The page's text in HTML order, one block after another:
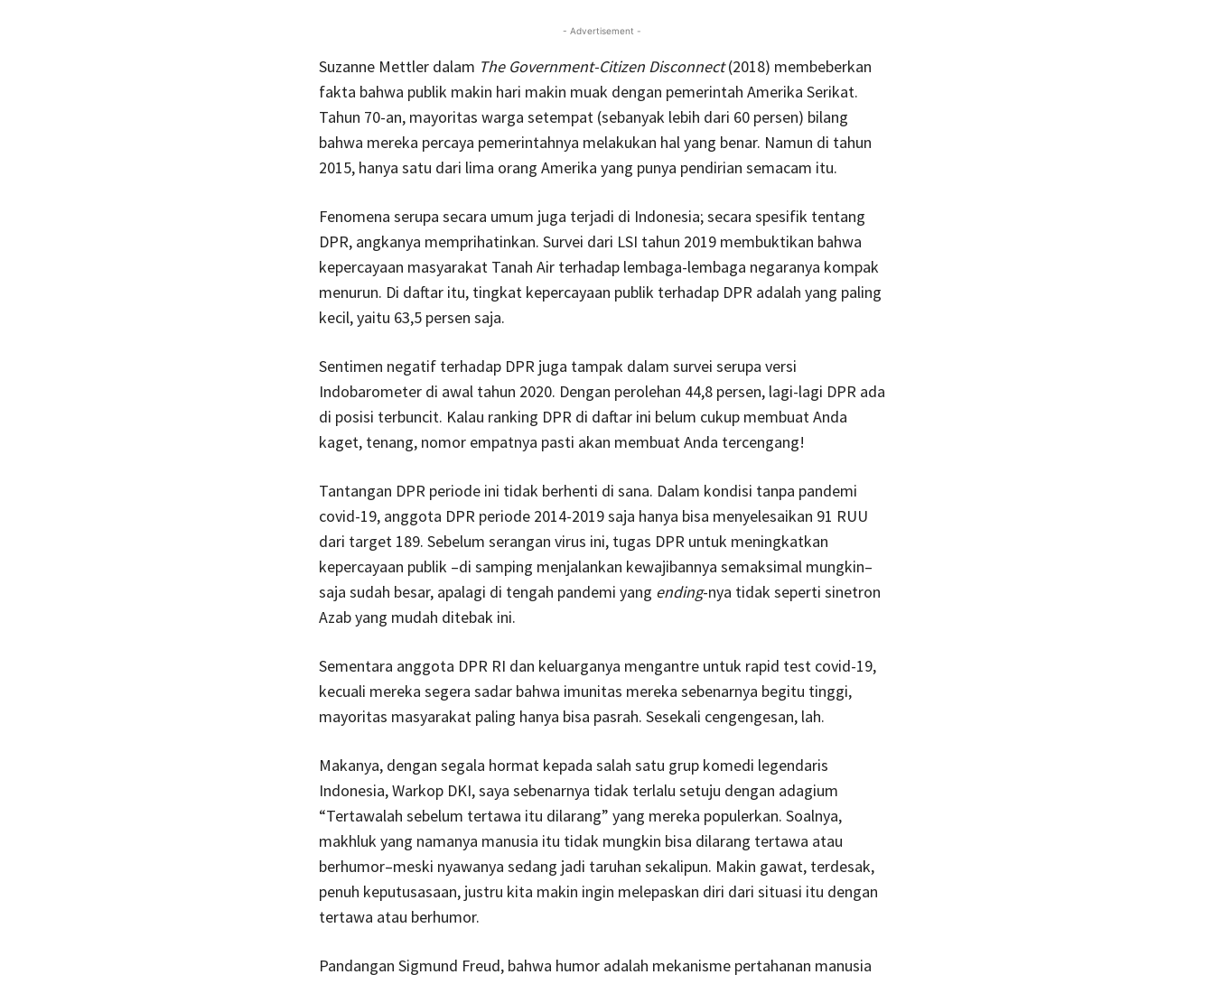
- Advertisement -
Suzanne Mettler dalam The Government-Citizen Disconnect(2018) membeberkan
fakta bahwa publik makin hari makin muak dengan pemerintah Amerika Serikat.
Tahun 70-an, mayoritas warga setempat (sebanyak lebih dari 60 persen) bilang
bahwa mereka percaya pemerintahnya melakukan hal yang benar. Namun di tahun
2015, hanya satu dari lima orang Amerika yang punya pendirian semacam itu.
Fenomena serupa secara umum juga terjadi di Indonesia; secara spesifik tentang
DPR, angkanya memprihatinkan. Survei dari LSI tahun 2019 membuktikan bahwa
kepercayaan masyarakat Tanah Air terhadap lembaga-lembaga negaranya kompak
menurun. Di daftar itu, tingkat kepercayaan publik terhadap DPR adalah yang paling
kecil, yaitu 63,5 persen saja.
Sentimen negatif terhadap DPR juga tampak dalam survei serupa versi
Indobarometer di awal tahun 2020. Dengan perolehan 44,8 persen, lagi-lagi DPR ada
di posisi terbuncit. Kalau ranking DPR di daftar ini belum cukup membuat Anda
kaget, tenang, nomor empatnya pasti akan membuat Anda tercengang!
Tantangan DPR periode ini tidak berhenti di sana. Dalam kondisi tanpa pandemi
covid-19, anggota DPR periode 2014-2019 saja hanya bisa menyelesaikan 91 RUU
dari target 189. Sebelum serangan virus ini, tugas DPR untuk meningkatkan
kepercayaan publik –di samping menjalankan kewajibannya semaksimal mungkin–
saja sudah besar, apalagi di tengah pandemi yang ending-nya tidak seperti sinetron
Azab yang mudah ditebak ini.
Sementara anggota DPR RI dan keluarganya mengantre untuk rapid test covid-19,
kecuali mereka segera sadar bahwa imunitas mereka sebenarnya begitu tinggi,
mayoritas masyarakat paling hanya bisa pasrah. Sesekali cengengesan, lah.
Makanya, dengan segala hormat kepada salah satu grup komedi legendaris
Indonesia, Warkop DKI, saya sebenarnya tidak terlalu setuju dengan adagium
“Tertawalah sebelum tertawa itu dilarang” yang mereka populerkan. Soalnya,
makhluk yang namanya manusia itu tidak mungkin bisa dilarang tertawa atau
berhumor–meski nyawanya sedang jadi taruhan sekalipun. Makin gawat, terdesak,
penuh keputusasaan, justru kita makin ingin melepaskan diri dari situasi itu dengan
tertawa atau berhumor.
Pandangan Sigmund Freud, bahwa humor adalah mekanisme pertahanan manusia